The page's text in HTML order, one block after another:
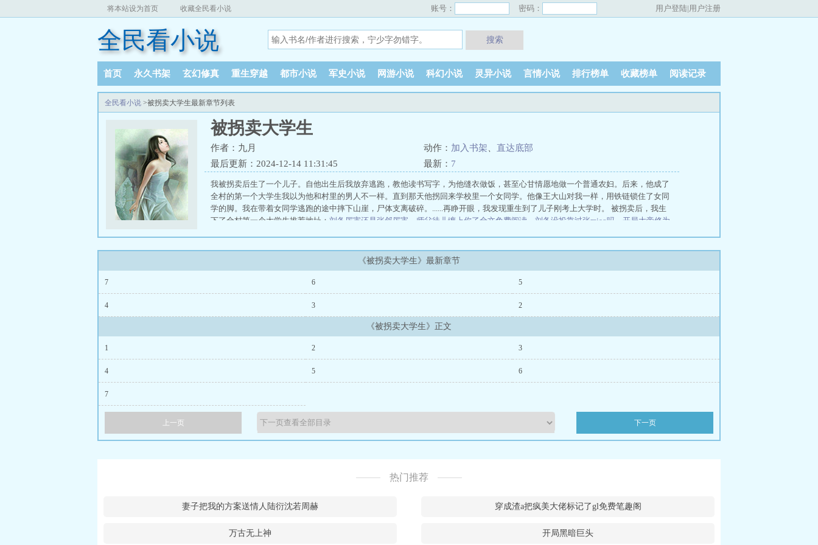
将本站设为首页 收藏全民看小说 账号： 密码： 用户登陆|用户注册
全民看小说 搜索
首页 永久书架 玄幻修真 重生穿越 都市小说 军史小说 网游小说 科幻小说 灵异小说 言情小说 排行榜单 收藏榜单 阅读记录
全民看小说 >被拐卖大学生最新章节列表
被拐卖大学生
作者：九月 动作： 加入书架
直达底部
最后更新：2024-12-14 11:31:45
最新： 7
我被拐卖后生了一个儿子。自他出生后我放弃逃跑，教他读书写字，为他缝衣做饭，甚至心甘情愿地做一个普通农妇。后来，他成了
全村的第一个大学生我以为他和村里的男人不一样。直到那天他拐回来学校里一个女同学。他像王大山对我一样，用铁链锁住了女同
学的脚。我在带着女同学逃跑的途中摔下山崖，尸体支离破碎。......再睁开眼，我发现重生到了儿子刚考上大学时。 被拐卖后，我生
下了全村第一个大学生推荐地址： 刘备厉害还是张郃厉害 师父徒儿缠上你了全文免费阅读 刘备没投靠过张miao吗
开局大帝修为
隐婚五年，老公却在外说我只是保姆 竹马为贫困生向全班举报我
悔莫及 爱意已葬在深秋 侯府主母权利在手，天下我有 病树前头万木春 重回圣诞节被老公姐姐害死这天 逼我堕胎后，秦王爷疯
试管十八次，老公要把孩子送给女秘书 离婚后，总裁老公跪求我回头
如命的他彻底疯了 孙哲叶巧都市之医武风流阴阳圣心诀、陈凡柳雪吟官途风流、魏坪政魏瑕小说哥哥别装了你是真有实力、
《被拐卖大学生》最新章节
7 6 5
4 3 2
《被拐卖大学生》正文
1 2 3
4 5 6
7
上一页 下一页
热门推荐
妻子把我的方案送情人陆衍沈若周赫 穿成渣a把疯美大佬标记了gl免费笔趣阁
万古无上神 开局黑暗巨头